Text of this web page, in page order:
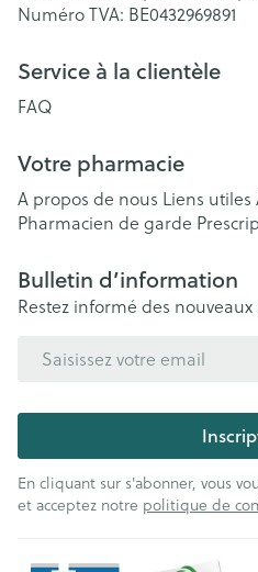
Numéro TVA: BE0432969891
Service à la clientèle
FAQ
Votre pharmacie
A propos de nous Liens utiles
Pharmacien de garde
Bulletin d’information
Restez informé des
En cliquant sur s'abonner, vous
et acceptez notre politique de